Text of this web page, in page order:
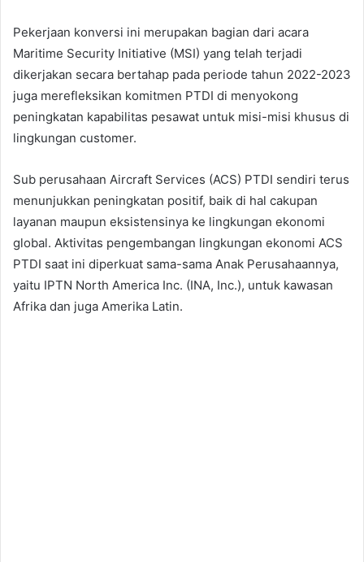
Pekerjaan konversi ini merupakan bagian dari acara
Maritime Security Initiative (MSI) yang telah terjadi
dikerjakan secara bertahap pada periode tahun 2022-2023
juga merefleksikan komitmen PTDI di menyokong
peningkatan kapabilitas pesawat untuk misi-misi khusus di
lingkungan customer.
Sub perusahaan Aircraft Services (ACS) PTDI sendiri terus
menunjukkan peningkatan positif, baik di hal cakupan
layanan maupun eksistensinya ke lingkungan ekonomi
global. Aktivitas pengembangan lingkungan ekonomi ACS
PTDI saat ini diperkuat sama-sama Anak Perusahaannya,
yaitu IPTN North America Inc. (INA, Inc.), untuk kawasan
Afrika dan juga Amerika Latin.